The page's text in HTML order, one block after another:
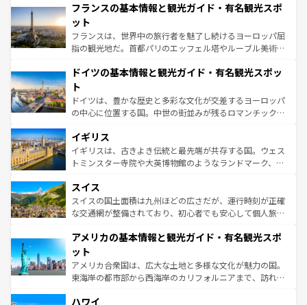
ませてくれるイタリアで、忘れられない旅をしてみよう！
なお、新着のイタリア情報は
しい。
文化が根付くこの国では、情熱的なフラメンコ、熱気あふ
れる闘牛、そして美味しいタパスが生活の一部となってい
る。首都マドリードの洗練された雰囲気や、バルセロナの
アートに溢れた街角から、地方では古代ローマ遺跡や中世
せる。地方によって風土や気候が異なるスペインはその個
ンテンツ一覧 を参照してほしい。
フランスの基本情報と観光ガイド・有名観光スポ
ット
フランスは、世界中の旅行者を魅了し続けるヨーロッパ屈
指の観光地だ。首都パリのエッフェル塔やルーブル美術館
で、幅広い魅力が詰まっている。華麗な宮殿、歴史的な大
聖堂、美しいビーチ、そして豊かな自然が、訪れる者を心
から魅了する。また、フランスは美食の国としても知ら
れ、フランス料理はユネスコ無形文化遺産にも登録されて
香り高いラベンダー畑など、多彩な楽しみ方が可能だ。さ
らに、パリ以外の地域にも魅力が溢れており、どの街角に
も豊かな歴史と文化が息づいている。パリ以外の個性あふ
を参照してほしい。
ドイツの基本情報と観光ガイド・有名観光スポッ
ト
ドイツは、豊かな歴史と多彩な文化が交差するヨーロッパ
の中心に位置する国。中世の街並みが残るロマンチック街
顔を持つこの国は、どこを歩いても飽きることがない。ベ
ルリンの文化的活気、バイエルン州のアルプスの絶景、そ
してライン川沿いのワイン畑といった風景は必見。ビール
は、お酒好きな人にはぜひ体験してほしい。 なお、新着の
ドイツ情報はコンテンツ一覧を参照してほしい。
イギリス
イギリスは、古きよき伝統と最先端が共存する国。ウェス
トミンスター寺院や大英博物館のようなランドマーク、歴
リアごとに異なる魅力がある。また、優雅なアフタヌーン
ティー、ビール好きにはたまらない英国パブ、サッカー観
戦など、本場だからこそできる体験も豊富。イギリスを旅
ンツ一覧を参照してほしい。
スイス
スイスの国土面積は九州ほどの広さだが、運行時刻が正確
な交通網が整備されており、初心者でも安心して個人旅行
の建物がそのまま残る町や、スイスならではのユニークな
博物館もあり、アルプス観光だけでなく町歩きも満喫する
ことができる。国民の所得が高いため物価も高いが、旅行
者向けの交通パス提供のサービスもあり、うまく活用すれ
着のスイス情報は
アメリカの基本情報と観光ガイド・有名観光スポ
ット
アメリカ合衆国は、広大な土地と多様な文化が魅力の国。
東海岸の都市部から西海岸のカリフォルニアまで、訪れる
のような巨大都市は、観光、ショッピング、エンターテイ
ハワイ